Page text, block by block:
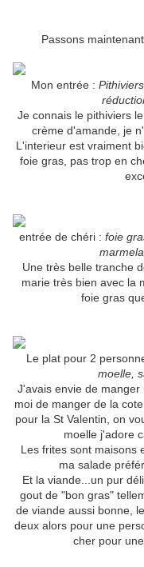
Passons
Mon entrée :
Je connais le pithiviers
crème d'amande, je
L'interieur est vraiment
foie gras, pas trop en
entrée de chéri : foie
Une très belle tranche
marie très bien avec la
foie gras
Le plat pour 2
moelle,
J'avais envie de
moi de manger de la
pour la St Valentin, on
moelle j'adore
Les frites sont maisons
ma salade
Et la viande...un pur
gout de "bon gras"
de viande aussi bonne,
deux alors pour une
cher pour